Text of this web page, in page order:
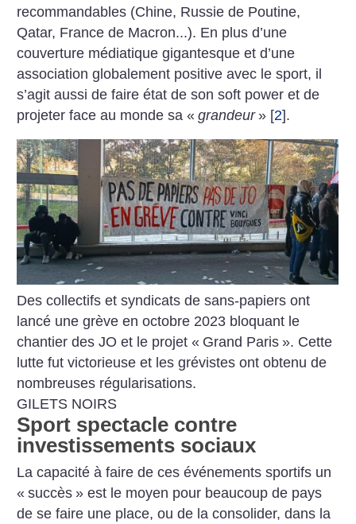
recommandables (Chine, Russie de Poutine,
Qatar, France de Macron...). En plus d’une
couverture médiatique gigantesque et d’une
association globalement positive avec le sport, il
s’agit aussi de faire état de son soft power et de
projeter face au monde sa « grandeur » [2].
Des collectifs et syndicats de sans-papiers ont
lancé une grève en octobre 2023 bloquant le
chantier des JO et le projet « Grand Paris ». Cette
lutte fut victorieuse et les grévistes ont obtenu de
nombreuses régularisations.
GILETS NOIRS
Sport spectacle contre
investissements sociaux
La capacité à faire de ces événements sportifs un
« succès » est le moyen pour beaucoup de pays
de se faire une place, ou de la consolider, dans la